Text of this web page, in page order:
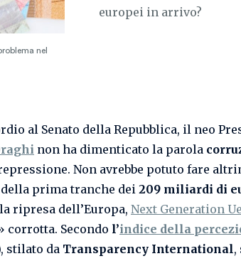
europei in arrivo?
nel
al Senato della Repubblica, il neo
non ha dimenticato la parola
Non avrebbe potuto fare
prima tranche dei 209 miliardi di
ripresa dell’Europa, Next Generation Ue
corrotta. Secondo l’indice della
stilato da Transparency International,